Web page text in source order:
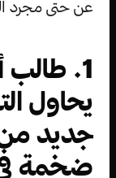
عن حتى مجرد
1. طالب
يحاول
جديد
ضخمة في